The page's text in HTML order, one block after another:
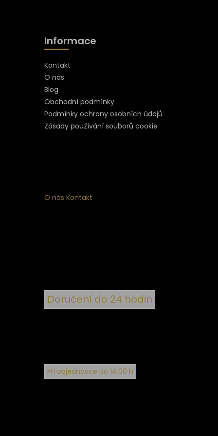
Informace
Kontakt
O nás
Blog
Obchodní podmínky
Podmínky ochrany osobních údajů
Zásady používání souborů cookie
O nás Kontakt
Doručení do 24 hodin
Při objednávce do 14:00 h